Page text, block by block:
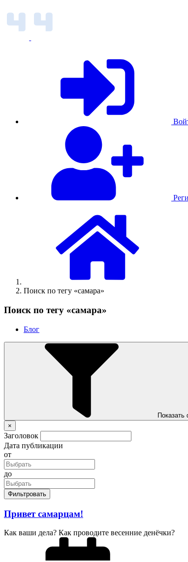
Поиск по тегу «самара»
Поиск по тегу «самара»
Блог
Показать
×
Заголовок
Дата публикации
от
до
Фильтровать
Привет самарцам!
Как ваши дела? Как проводите весенние денёчки?